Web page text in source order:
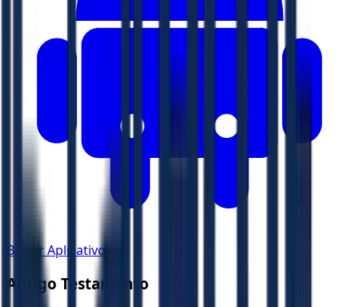
Baixar Aplicativo
Antigo Testamento